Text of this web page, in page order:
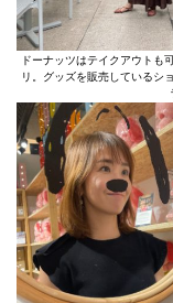
ドーナッツはテイクアウトも
リ。グッズを販売しているシ